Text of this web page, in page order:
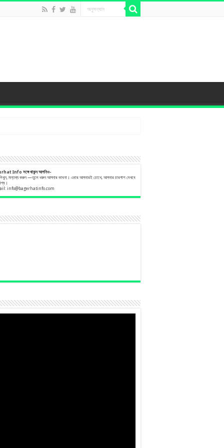
Info সঙ্গেথাকুনআপনিও-
মন্তব্য করুন —তুলে ধরুন আপনার ভাবনা। এবার আপনারই চোখে, আপনার চারপাশ দেখবে
info@bagerhatinfo.com